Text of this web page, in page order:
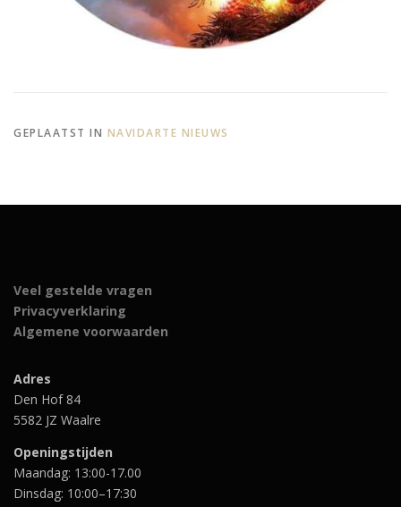
GEPLAATST IN NAVIDARTE NIEUWS
Veel gestelde vragen
Privacyverklaring
Algemene voorwaarden
Adres
Den Hof 84
5582 JZ Waalre
Openingstijden
Maandag: 13:00-17.00
Dinsdag: 10:00–17:30